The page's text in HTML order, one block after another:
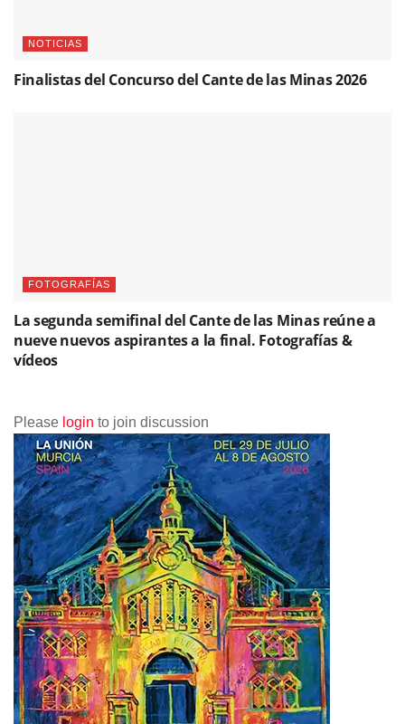
NOTICIAS
Finalistas del Concurso del Cante de las Minas 2026
FOTOGRAFÍAS
La segunda semifinal del Cante de las Minas reúne a
nueve nuevos aspirantes a la final. Fotografías &
vídeos
Please login to join discussion